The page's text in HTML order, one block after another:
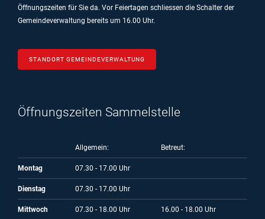
Öffnungszeiten für Sie da. Vor Feiertagen schliessen die Schalter der
Gemeindeverwaltung bereits um 16.00 Uhr.
STANDORT GEMEINDEVERWALTUNG
Öffnungszeiten Sammelstelle
Allgemein: Betreut:
Montag 07.30 - 17.00 Uhr
Dienstag 07.30 - 17.00 Uhr
Mittwoch 07.30 - 18.00 Uhr 16.00 - 18.00 Uhr